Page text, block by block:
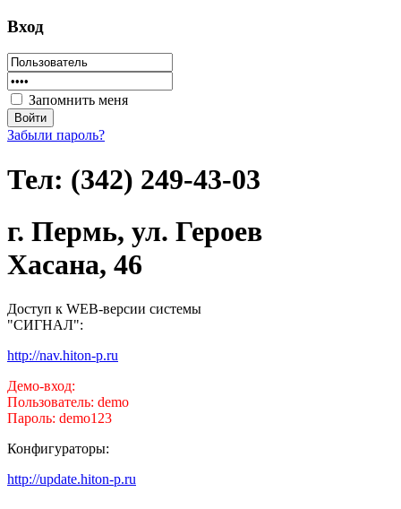
Вход
Запомнить меня
Забыли пароль?
Тел: (342) 249-43-03
г. Пермь, ул. Героев
Хасана, 46
Доступ к WEB-версии системы
"СИГНАЛ":
http://nav.hiton-p.ru
Демо-вход:
Пользователь: demo
Пароль: demo123
Конфигураторы:
http://update.hiton-p.ru